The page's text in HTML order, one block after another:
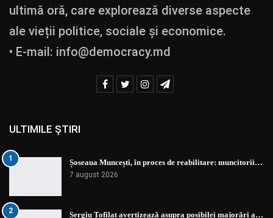
ultimă oră, care explorează diverse aspecte
ale vieții politice, sociale și economice.
• E-mail: info@democracy.md
ULTIMILE ȘTIRI
1 Șoseaua Muncești, în proces de reabilitare: muncitorii…
7 august 2026
2 Sergiu Tofilat avertizează asupra posibilei majorări a…